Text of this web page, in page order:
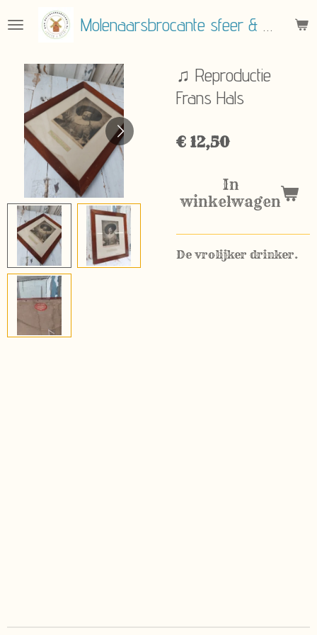
direct
hoofdinhoud
Molenaarsbrocante sfeer & meer
♫ Reproductie
Frans Hals
€ 12,50
In
winkelwagen
De vrolijker drinker.